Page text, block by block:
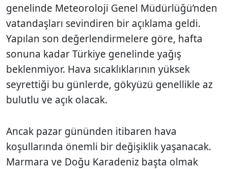
genelinde Meteoroloji Genel Müdürlüğü’nden
vatandaşları sevindiren bir açıklama geldi.
Yapılan son değerlendirmelere göre, hafta
sonuna kadar Türkiye genelinde yağış
beklenmiyor. Hava sıcaklıklarının yüksek
seyrettiği bu günlerde, gökyüzü genellikle az
bulutlu ve açık olacak.
Ancak pazar gününden itibaren hava
koşullarında önemli bir değişiklik yaşanacak.
Marmara ve Doğu Karadeniz başta olmak